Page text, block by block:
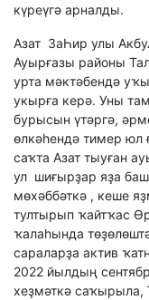
күреүгә арналды.
Азат ЗаҺир улы
Ауырғазы районы
урта мәктәбендә
укырға керә. Уны
бурысын үтәргә,
өлкәһендә тимер юл
саҡта Азат тыуған
ул шиғырҙар яҙа
мөхәббәткә , кеше
тултырып ҡайтҡас
ҡалаһында
сараларҙа актив
2022 йылдың
хеҙмәткә саҡырыла,